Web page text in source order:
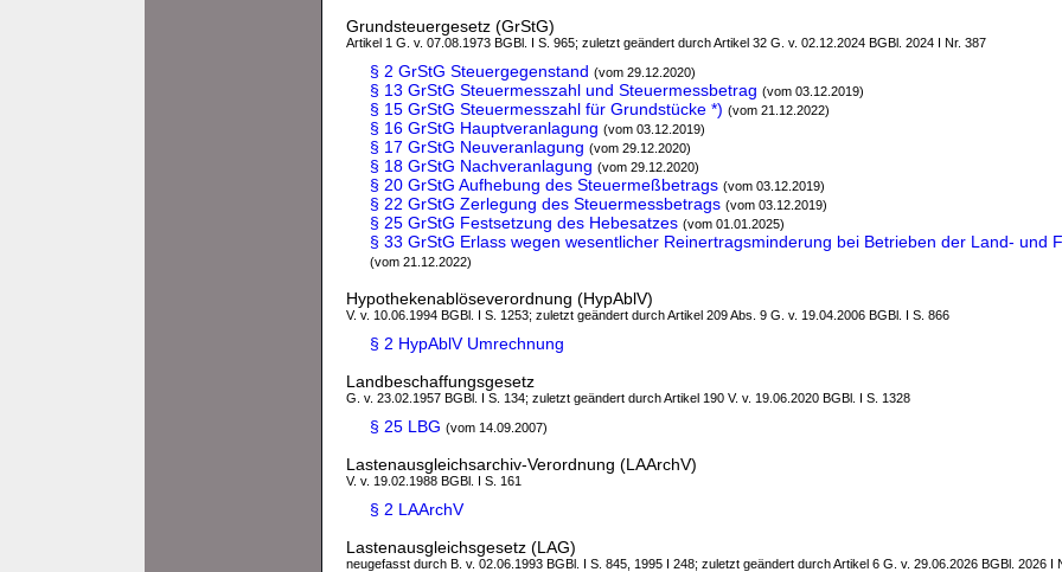
Grundsteuergesetz (GrStG)
Artikel 1 G. v. 07.08.1973 BGBl. I S. 965; zuletzt geändert durch Artikel 32 G. v. 02.12.2024 BGBl. 2024 I Nr. 387
§ 2 GrStG Steuergegenstand (vom 29.12.2020)
§ 13 GrStG Steuermesszahl und Steuermessbetrag (vom 03.12.2019)
§ 15 GrStG Steuermesszahl für Grundstücke *) (vom 21.12.2022)
§ 16 GrStG Hauptveranlagung (vom 03.12.2019)
§ 17 GrStG Neuveranlagung (vom 29.12.2020)
§ 18 GrStG Nachveranlagung (vom 29.12.2020)
§ 20 GrStG Aufhebung des Steuermeßbetrags (vom 03.12.2019)
§ 22 GrStG Zerlegung des Steuermessbetrags (vom 03.12.2019)
§ 25 GrStG Festsetzung des Hebesatzes (vom 01.01.2025)
§ 33 GrStG Erlass wegen wesentlicher Reinertragsminderung bei Betrieben der Land- und
(vom 21.12.2022)
Hypothekenablöseverordnung (HypAblV)
V. v. 10.06.1994 BGBl. I S. 1253; zuletzt geändert durch Artikel 209 Abs. 9 G. v. 19.04.2006 BGBl. I S. 866
§ 2 HypAblV Umrechnung
Landbeschaffungsgesetz
G. v. 23.02.1957 BGBl. I S. 134; zuletzt geändert durch Artikel 190 V. v. 19.06.2020 BGBl. I S. 1328
§ 25 LBG (vom 14.09.2007)
Lastenausgleichsarchiv-Verordnung (LAArchV)
V. v. 19.02.1988 BGBl. I S. 161
§ 2 LAArchV
Lastenausgleichsgesetz (LAG)
neugefasst durch B. v. 02.06.1993 BGBl. I S. 845, 1995 I 248; zuletzt geändert durch Artikel 6 G. v. 29.06.2026 BGBl. 2026 I